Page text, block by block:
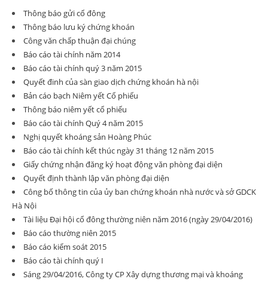
Thông báo gửi cổ đông
Thông báo lưu ký chứng khoán
Công văn chấp thuận đại chúng
Báo cáo tài chính năm 2014
Báo cáo tài chính quý 3 năm 2015
Quyết đinh của sàn giao dịch chứng khoán hà nội
Bản cáo bạch Niêm yết Cổ phiếu
Thông báo niêm yết cổ phiếu
Báo cáo tài chính Quý 4 năm 2015
Nghị quyết khoáng sản Hoàng Phúc
Báo cáo tài chính kết thúc ngày 31 tháng 12 năm 2015
Giấy chứng nhận đăng ký hoạt động văn phòng đại diện
Quyết định thành lập văn phòng đại diện
Công bố thông tin của ủy ban chứng khoán nhà nước và sở GDCK
Hà Nội
Tài liệu Đại hội cổ đông thường niên năm 2016 (ngày 29/04/2016)
Báo cáo thường niên 2015
Báo cáo kiểm soát 2015
Báo cáo tài chính quý I
Sáng 29/04/2016, Công ty CP Xây dựng thương mại và khoáng